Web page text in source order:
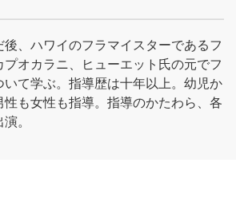
後、ハワイのフラマイスターであるフ
オカラニ、ヒューエット氏の元でフ
いて学ぶ。指導歴は十年以上。幼児か
性も女性も指導。指導のかたわら、各
。